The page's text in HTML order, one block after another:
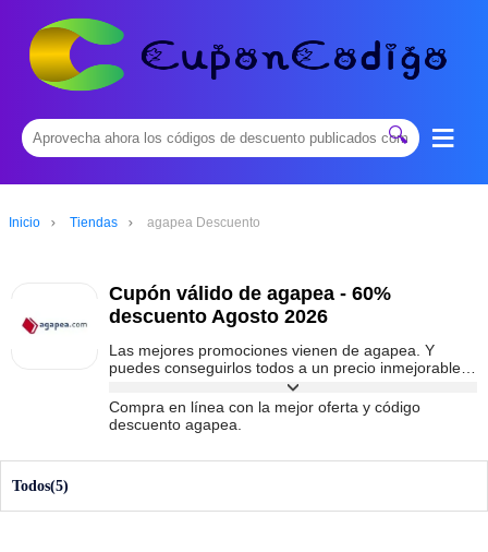
🔍 ≡
Inicio Tiendas agapea Descuento
Cupón válido de agapea - 60%
descuento Agosto 2026
Las mejores promociones vienen de agapea. Y
puedes conseguirlos todos a un precio inmejorable
con el código promocional de agapea que tienes
disponible encuponcodigoes.com. No esperes más
para conseguir la mejor oferta de agapea y podrás
conseguir hasta un 60% de descuento.
Compra en línea con la mejor oferta y código
descuento agapea.
Todos(5)